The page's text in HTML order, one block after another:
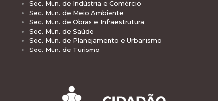
Sec. Mun. de Indústria e Comércio
Sec. Mun. de Meio Ambiente
Sec. Mun. de Obras e Infraestrutura
Sec. Mun. de Saúde
Sec. Mun. de Planejamento e Urbanismo
Sec. Mun. de Turismo